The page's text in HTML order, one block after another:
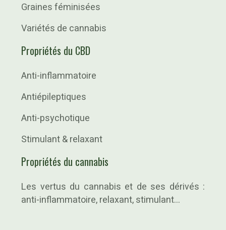
Graines féminisées
Variétés de cannabis
Propriétés du CBD
Anti-inflammatoire
Antiépileptiques
Anti-psychotique
Stimulant & relaxant
Propriétés du cannabis
Les vertus du cannabis et de ses dérivés :
anti-inflammatoire, relaxant, stimulant…